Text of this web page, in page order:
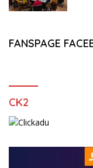
FANSPAGE
CK2